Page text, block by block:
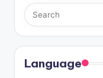
Language